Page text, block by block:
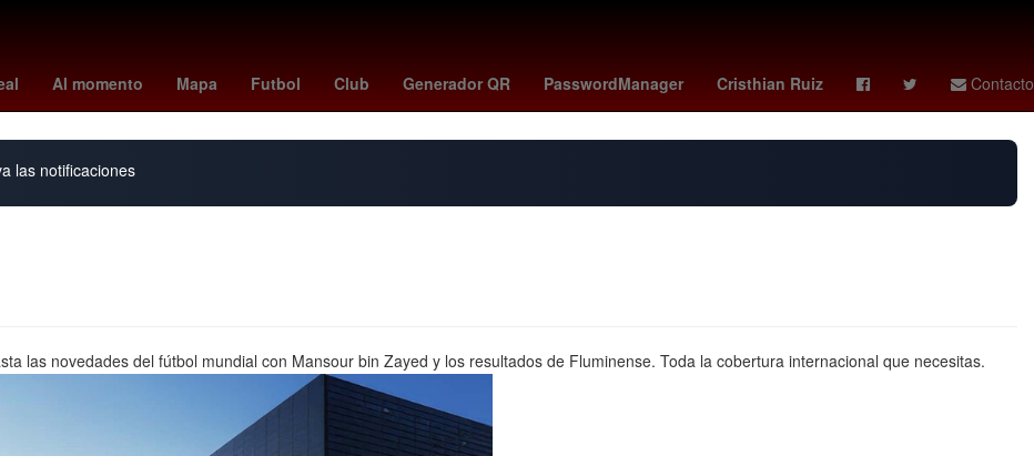
Al momento Mapa Futbol Club Generador QR PasswordManager Cristhian Ruiz Contacto
Nobel de la Paz 2018 China metroid prime 4 masterchef en vivo México Claudia Sheinbaum Pardo Chihuahua
las notificaciones
las novedades del fútbol mundial con Mansour bin Zayed y los resultados de Fluminense. Toda la cobertura internacional que necesitas.